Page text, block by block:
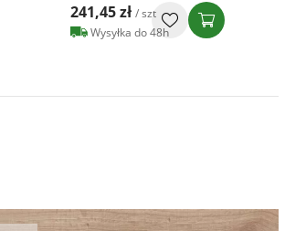
241,45 zł / szt
Wysyłka do 48h